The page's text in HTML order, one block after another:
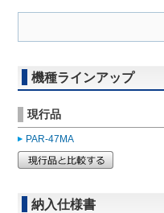
機種ラインアップ
現行品
PAR-47MA
納入仕様書